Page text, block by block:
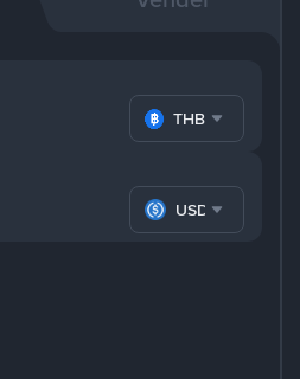
THB
USDC